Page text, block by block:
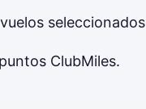
seleccionados
ClubMiles.